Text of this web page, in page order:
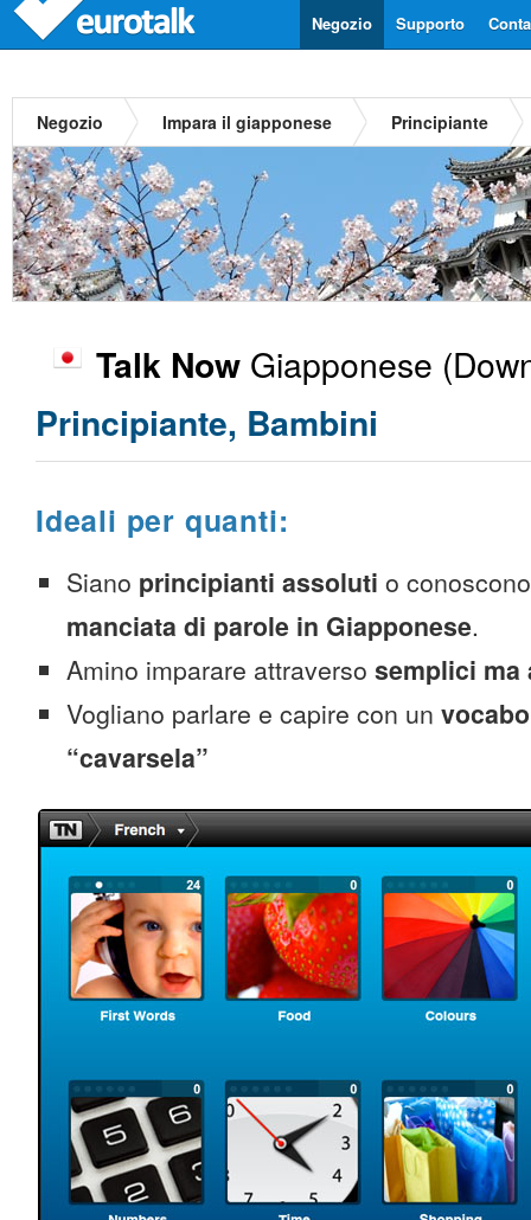
Supporto
Negozio
Negozio Impara il giapponese Principiante
Talk Now Giapponese
Principiante, Bambini
Ideali per quanti:
Siano principianti assoluti o
manciata di parole in Giapponese.
Amino imparare attraverso semplici
Vogliano parlare e capire con un
“cavarsela”